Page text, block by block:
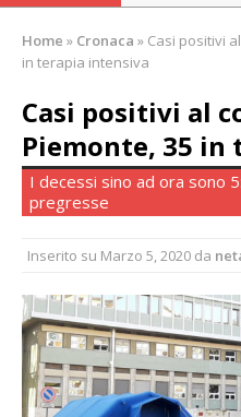
Nuovo fronte
alle pendici
Centinaia di
incendio di
Asl Vc:
per i
Tanti fedeli
Baturi: «Quel
Home » Cronaca » Casi positivi
in terapia intensiva
Casi positivi al
Piemonte, 35
I decessi sino ad ora sono
pregresse
Inserito su Marzo 5, 2020 da